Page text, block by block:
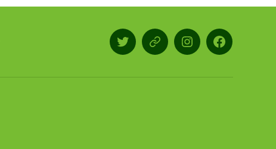
X/TwitterLINE InstagramFacebook